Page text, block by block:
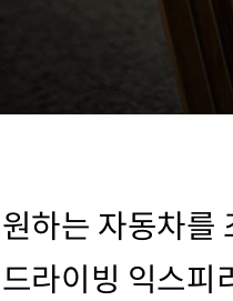
원하는 자동차를
드라이빙 익스피